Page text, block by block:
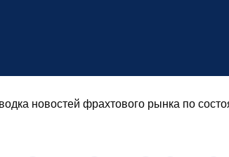
новостей фрахтового рынка по